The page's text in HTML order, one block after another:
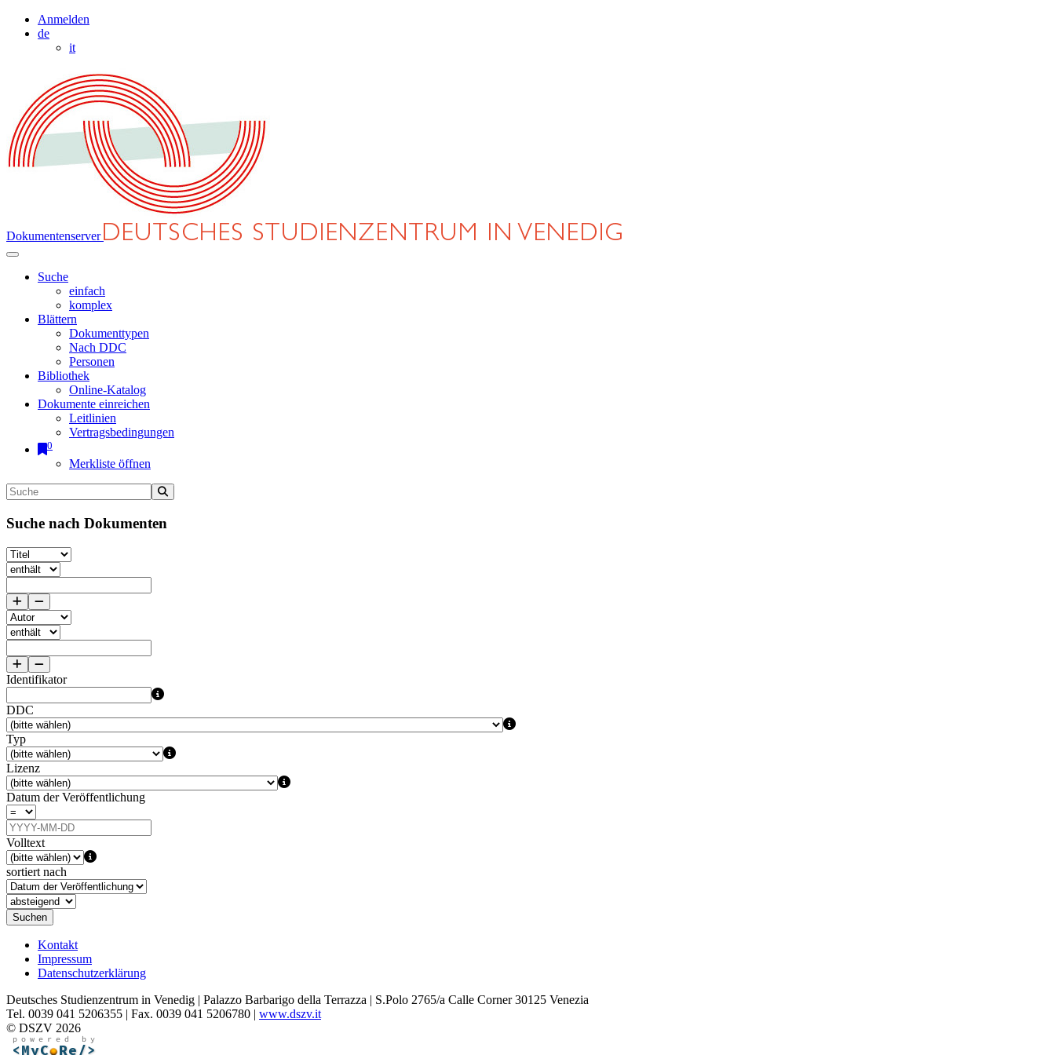
Anmelden
de
it
Dokumentenserver
Suche
einfach
komplex
Blättern
Dokumenttypen
Nach DDC
Personen
Bibliothek
Online-Katalog
Dokumente einreichen
Leitlinien
Vertragsbedingungen
0
Merkliste öffnen
Suche nach Dokumenten
Identifikator
DDC
Typ
Lizenz
Datum der Veröffentlichung
Volltext
sortiert nach
Suchen
Kontakt
Impressum
Datenschutzerklärung
Deutsches Studienzentrum in Venedig | Palazzo Barbarigo della Terrazza | S.Polo 2765/a Calle Corner 30125 Venezia
Tel. 0039 041 5206355 | Fax. 0039 041 5206780 | www.dszv.it
© DSZV 2026